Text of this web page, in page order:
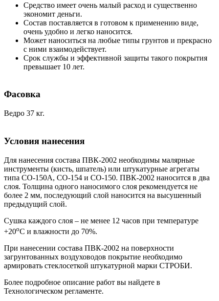
Средство имеет очень малый расход и существенно
экономит деньги.
Состав поставляется в готовом к применению виде,
очень удобно и легко наносится.
Может наноситься на любые типы грунтов и прекрасно
с ними взаимодействует.
Срок службы и эффективной защиты такого покрытия
превышает 10 лет.
Фасовка
Ведро 37 кг.
Условия нанесения
Для нанесения состава ПВК-2002 необходимы малярные
инструменты (кисть, шпатель) или штукатурные агрегаты
типа СО-150А, СО-154 и СО-150. ПВК-2002 наносится в два
слоя. Толщина одного наносимого слоя рекомендуется не
более 2 мм, последующий слой наносится на высушенный
предыдущий слой.
Сушка каждого слоя – не менее 12 часов при температуре
+20оС и влажности до 70%.
При нанесении состава ПВК-2002 на поверхности
загрунтованных воздуховодов покрытие необходимо
армировать стеклосеткой штукатурной марки СТРОБИ.
Более подробное описание работ вы найдете в
Технологическом регламенте.